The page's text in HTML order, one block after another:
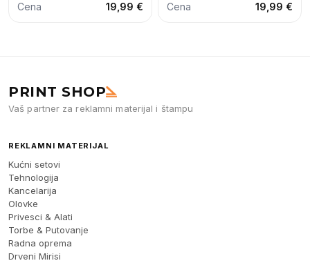
Cena 19,99 € Cena 19,99 €
PRINT SHOP
Vaš partner za reklamni materijal i štampu
REKLAMNI MATERIJAL
Kućni setovi
Tehnologija
Kancelarija
Olovke
Privesci & Alati
Torbe & Putovanje
Radna oprema
Drveni Mirisi